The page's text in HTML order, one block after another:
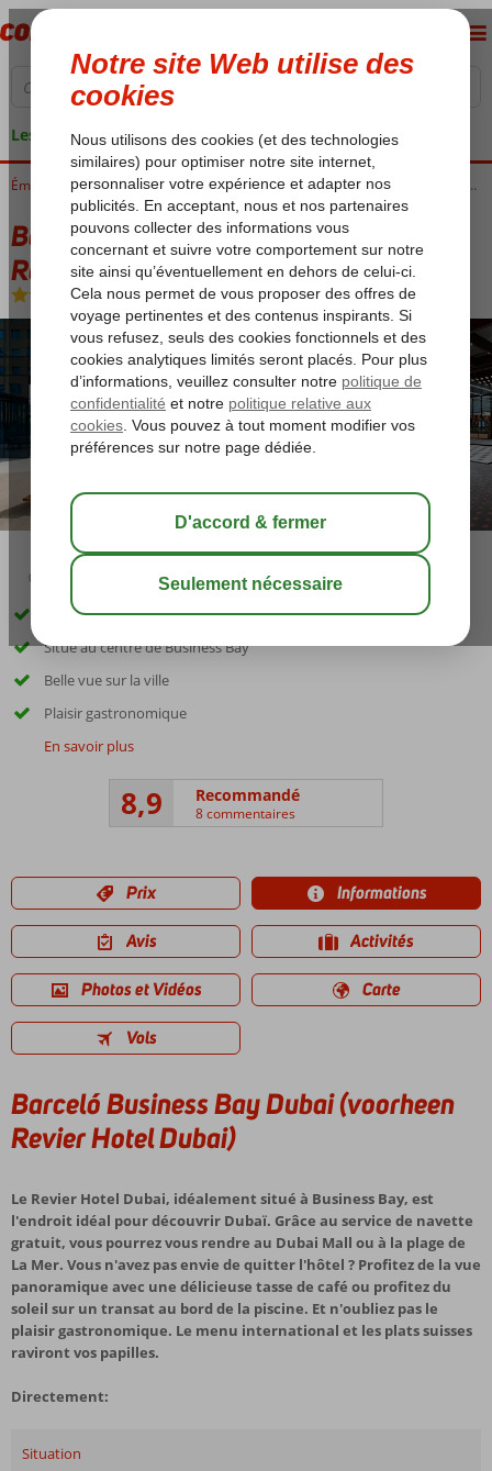
Les garanties de vacances
Émirats Arabes Unis Dubaï Dubaï City Barceló Business Bay Dubai (voorheen Revier Hotel Dubai)
Barceló Business Bay Dubai (voorheen
Revier Hotel Dubai)
Chambre et petit déjeuner
00:40
Hôtel de luxe 4 étoiles
Situé au centre de Business Bay
Belle vue sur la ville
Plaisir gastronomique
En savoir plus
8,9 Recommandé
8 commentaires
Prix Informations
Avis Activités
Photos et Vidéos Carte
Vols
Barceló Business Bay Dubai (voorheen
Revier Hotel Dubai)
Le Revier Hotel Dubai, idéalement situé à Business Bay, est
l'endroit idéal pour découvrir Dubaï. Grâce au service de navette
gratuit, vous pourrez vous rendre au Dubai Mall ou à la plage de
La Mer. Vous n'avez pas envie de quitter l'hôtel ? Profitez de la vue
panoramique avec une délicieuse tasse de café ou profitez du
soleil sur un transat au bord de la piscine. Et n'oubliez pas le
plaisir gastronomique. Le menu international et les plats suisses
raviront vos papilles.
Directement:
Situation